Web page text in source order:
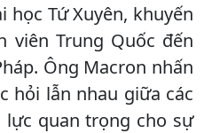
Tứ Xuyên, khuyến
viên Trung Quốc đến
Ông Macron nhấn
hỏi lẫn nhau giữa các
quan trọng cho sự